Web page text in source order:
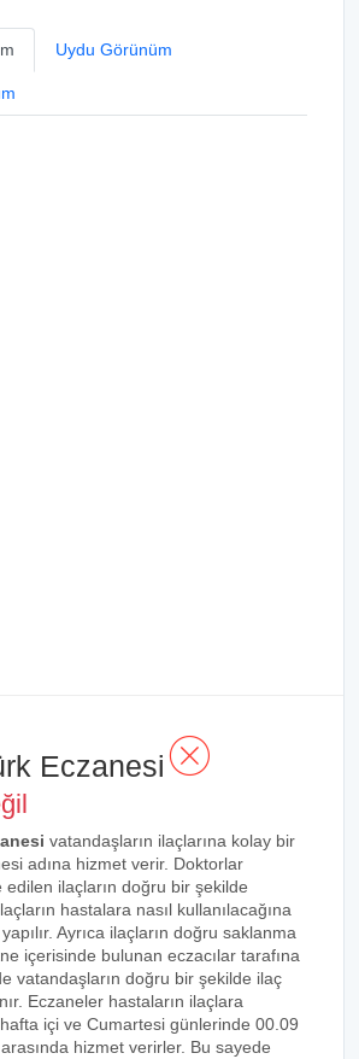
Uydu Görünüm
Eczanesi
vatandaşların ilaçlarına kolay bir
adına hizmet verir. Doktorlar
edilen ilaçların doğru bir şekilde
hastalara nasıl kullanılacağına
Ayrıca ilaçların doğru saklanma
içerisinde bulunan eczacılar tarafına
vatandaşların doğru bir şekilde ilaç
Eczaneler hastaların ilaçlara
içi ve Cumartesi günlerinde 00.09
hizmet verirler. Bu sayede